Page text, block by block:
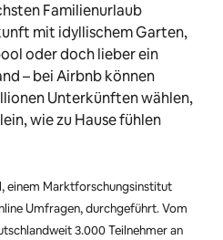
Familienurlaub
mit idyllischem Garten,
oder doch lieber ein
–bei Airbnb können
Unterkünften wählen,
wie zu Hause fühlen
einem Marktforschungsinstitut
Umfragen, durchgeführt. Vom
3.000 Teilnehmer an